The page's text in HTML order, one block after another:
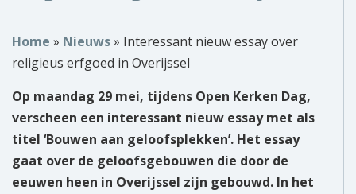
Home » Nieuws» Interessant nieuw essay over
religieus erfgoed in Overijssel
Op maandag 29 mei, tijdens Open Kerken Dag,
verscheen een interessant nieuw essay met als
titel ‘Bouwen aan geloofsplekken’. Het essay
gaat over de geloofsgebouwen die door de
eeuwen heen in Overijssel zijn gebouwd. In het